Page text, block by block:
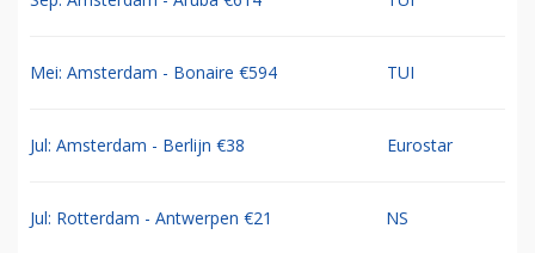
Mei: Amsterdam - Bonaire €594 TUI
Jul: Amsterdam - Berlijn €38 Eurostar
Jul: Rotterdam - Antwerpen €21 NS